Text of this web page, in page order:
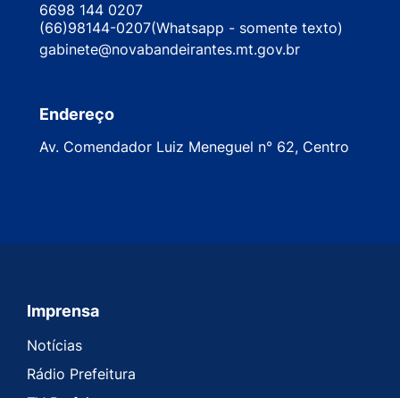
6698 144 0207
(66)98144-0207(Whatsapp - somente texto)
gabinete@novabandeirantes.mt.gov.br
Endereço
Av. Comendador Luiz Meneguel n° 62, Centro
Seção do Rodapé e Contato
Imprensa
Notícias
Rádio Prefeitura